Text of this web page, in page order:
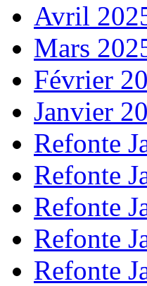
Avril
Mars
Février
Janvier
Refonte
Refonte
Refonte
Refonte
Refonte